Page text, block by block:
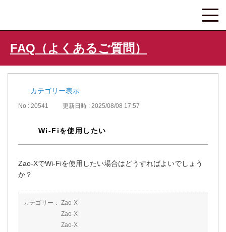
FAQ（よくあるご質問）
カテゴリー表示
No : 20541 更新日時 : 2025/08/08 17:57
Wi-Fiを使用したい
Zao-XでWi-Fiを使用したい場合はどうすればよいでしょう
か？
カテゴリー： Zao-X
Zao-X
Zao-X